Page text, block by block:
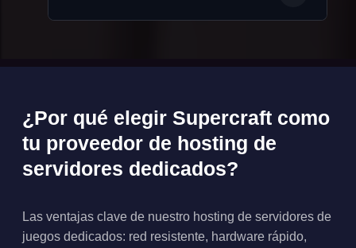
¿Por qué elegir Supercraft como
tu proveedor de hosting de
servidores dedicados?
Las ventajas clave de nuestro hosting de servidores de
juegos dedicados: red resistente, hardware rápido,